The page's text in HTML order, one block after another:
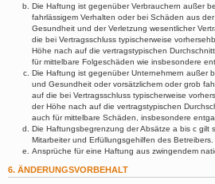
Die Haftung ist gegenüber Verbrauchern außer
fahrlässigem Verhalten oder bei Schäden aus
Gesundheit und der Verletzung wesentlicher
die bei Vertragsschluss typischerweise
Höhe nach auf die vertragstypischen
für mittelbare Folgeschäden wie insbesondere
Die Haftung ist gegenüber Unternehmern außer
und Gesundheit oder vorsätzlichem oder grob
auf die bei Vertragsschluss typischerweise
der Höhe nach auf die vertragstypischen
auch für mittelbare Schäden, insbesondere
Die Haftungsbegrenzung der Absätze a bis c gilt
Mitarbeiter und Erfüllungsgehilfen des Betreibers.
Ansprüche für eine Haftung aus zwingendem
6. ÄNDERUNGSVORBEHALT